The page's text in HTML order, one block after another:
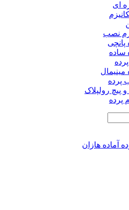
ای
نصب
پیچ رولپلاک
پرده
آماده هازان